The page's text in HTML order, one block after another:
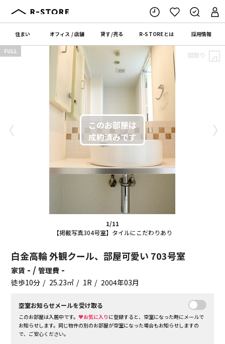
住まい オフィス /店舗 貸す/売る R-STOREとは 採用情報
1/11
【掲載写真304号室】タイルにこだわりあり
〈 〉
FULL 間取り
白金高輪 外観クール、部屋可愛い 703号室
家賃 - /管理費 -
徒歩10分 25.23㎡ 1R 2004年03月
空室お知らせメールを受け取る
このお部屋は入居中です。♥お気に入り に登録すると、空室になった時にメールで
お知らせします。同じ物件の別のお部屋が空室になった場合もお知らせしますの
で、ご安心ください。